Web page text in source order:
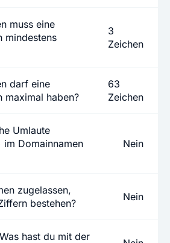
muss eine
mindestens
3
Zeichen
darf eine
maximal haben?
63
Zeichen
Umlaute
im Domainnamen
Nein
zugelassen,
bestehen?
Nein
hast du mit der